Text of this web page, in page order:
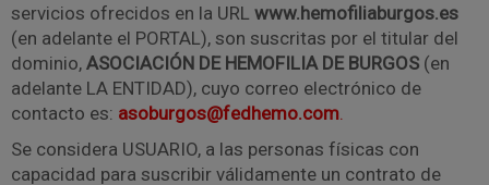
servicios ofrecidos en la URL www.hemofiliaburgos.es
(en adelante el PORTAL), son suscritas por el titular del
dominio, ASOCIACIÓN DE HEMOFILIA DE BURGOS (en
adelante LA ENTIDAD), cuyo correo electrónico de
contacto es: asoburgos@fedhemo.com.
Se considera USUARIO, a las personas físicas con
capacidad para suscribir válidamente un contrato de